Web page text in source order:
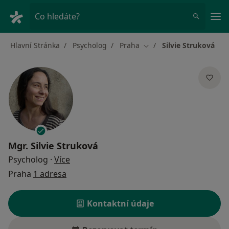
Co hledáte?
Hlavní Stránka Psycholog Praha Změna města
Silvie Struková
Mgr. Silvie Struková
Psycholog · Více
Praha 1 adresa
Kontaktní údaje